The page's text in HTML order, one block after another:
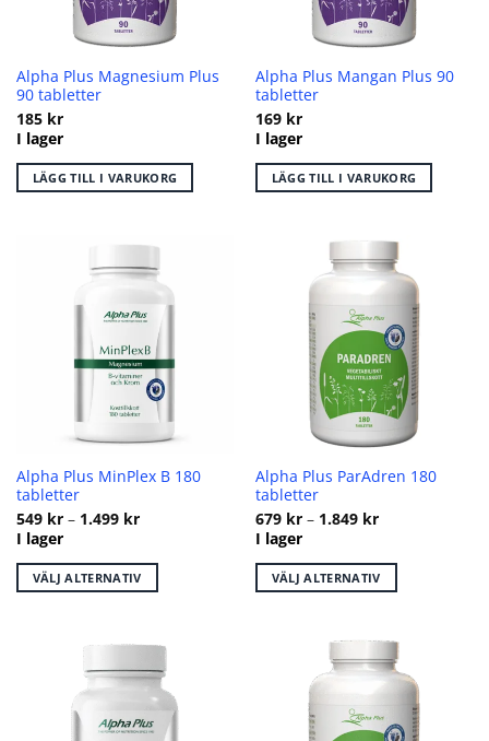
Alpha Plus Magnesium Plus
90 tabletter
185 kr
I lager
LÄGG TILL I VARUKORG
Alpha Plus Mangan Plus 90
tabletter
169 kr
I lager
LÄGG TILL I VARUKORG
Alpha Plus MinPlex B 180
tabletter
549 kr – 1.499 krPrisintervall:
1.499 kr
I lager
VÄLJ ALTERNATIV
produkten
varianter.
Alpha Plus ParAdren 180
tabletter
679 kr – 1.849 krPrisintervall:
1.849 kr
I lager
VÄLJ ALTERNATIV
produkten
varianter.